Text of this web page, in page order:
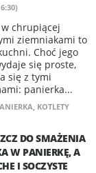
chrupiącej
ziemniakami to
Choć jego
się proste,
się z tymi
panierka...
, KOTLETY
DO SMAŻENIA
W PANIERKĘ, A
I SOCZYSTE